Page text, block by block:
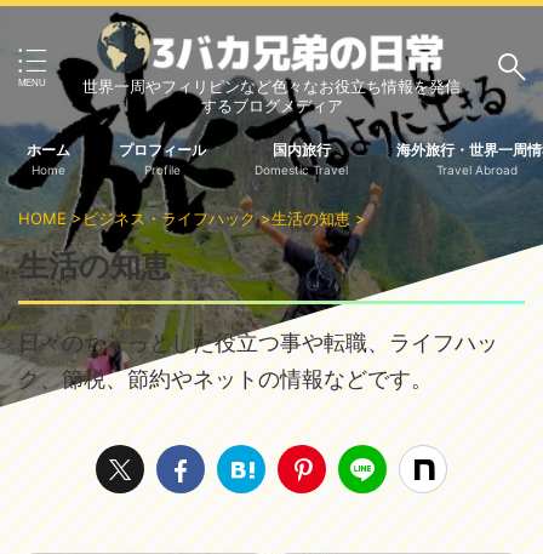
世界一周やフィリピンなど色々なお役立ち情報を発信
するブログメディア
サイト内検索
3バカ兄弟のブログ
三男：増田っちのブロ
グ
次男：タクジのブログ
長男：Yoshiのブログ
ビジネス・ライフハック
車関係
クレジットカード
国内旅行
ホーム
Home
プロフィール
Profile
国内旅行
Domestic Travel
海外旅行・世界一周
Travel Abroad
HOME >ビジネス・ライフハック >生活の知恵 >
生活の知恵
日々のちょっとした役立つ事や転職、ライフハッ
ク、節税、節約やネットの情報などです。